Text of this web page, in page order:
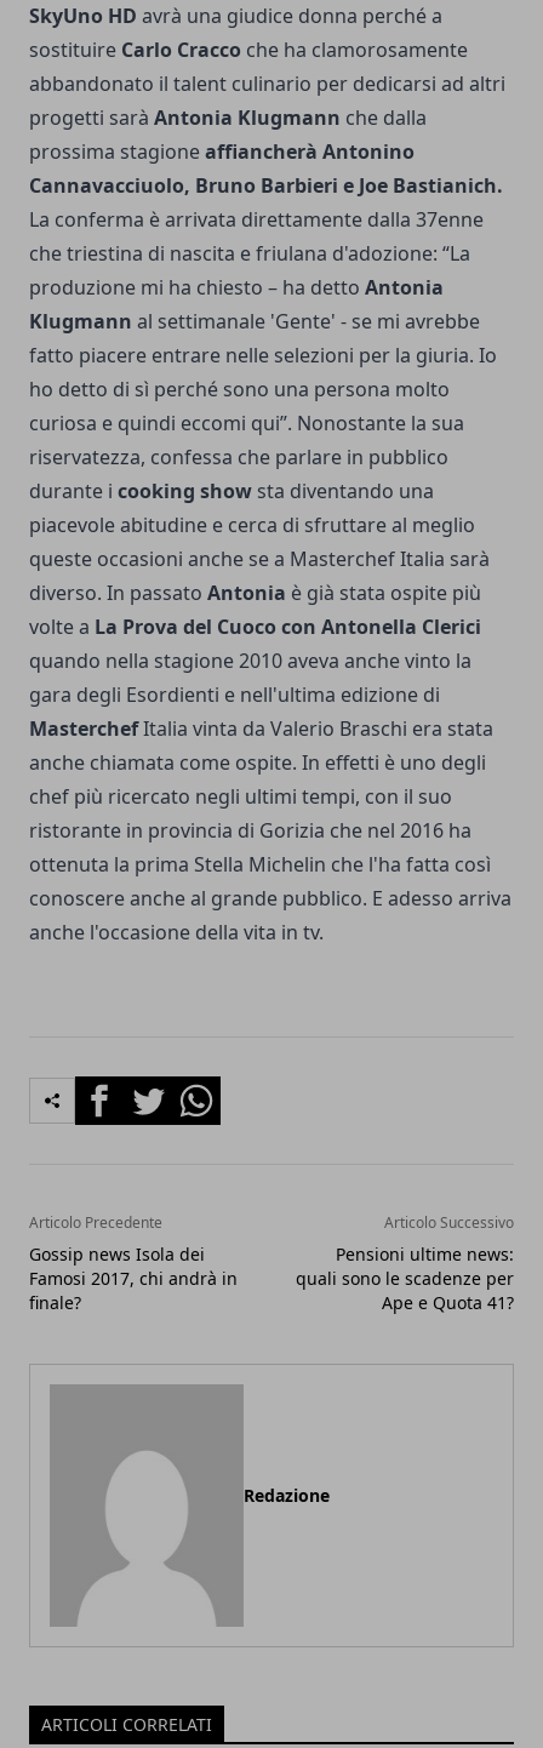
SkyUno HD avrà una giudice donna perché a
sostituire Carlo Cracco che ha clamorosamente
abbandonato il talent culinario per dedicarsi ad altri
progetti sarà Antonia Klugmann che dalla
prossima stagioneaffiancherà Antonino
Cannavacciuolo, Bruno Barbieri e Joe Bastianich.
La conferma è arrivata direttamente dalla 37enne
che triestina di nascita e friulana d'adozione: “La
produzione mi ha chiesto – ha detto Antonia
Klugmann al settimanale 'Gente' - se mi avrebbe
fatto piacere entrare nelle selezioni per la giuria. Io
ho detto di sì perché sono una persona molto
curiosa e quindi eccomi qui”. Nonostante la sua
riservatezza, confessa che parlare in pubblico
durante i cooking show sta diventando una
piacevole abitudine e cerca di sfruttare al meglio
queste occasioni anche se a Masterchef Italia sarà
diverso. In passato Antonia è già stata ospite più
volte a La Prova del Cuoco con Antonella Clerici
quando nella stagione 2010 aveva anche vinto la
gara degli Esordienti e nell'ultima edizione di
MasterchefItalia vinta da Valerio Braschi era stata
anche chiamata come ospite. In effetti è uno degli
chef più ricercato negli ultimi tempi, con il suo
ristorante in provincia di Gorizia che nel 2016 ha
ottenuta la prima Stella Michelin che l'ha fatta così
conoscere anche al grande pubblico. E adesso arriva
anche l'occasione della vita in tv.
FacebookTwitterWhatsapp
Articolo Precedente
Gossip news Isola dei
Famosi 2017, chi andrà in
finale?
Articolo Successivo
Pensioni ultime news:
quali sono le scadenze per
Ape e Quota 41?
Redazione
ARTICOLI CORRELATI